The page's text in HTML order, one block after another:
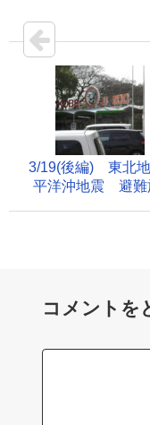
3/19(後編) 東北
平洋沖地震 避難
コメントを